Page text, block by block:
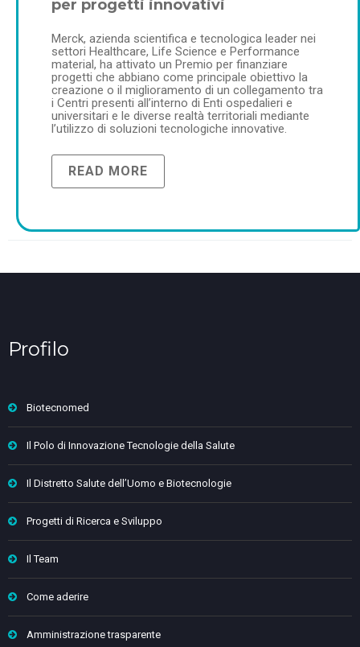
per progetti innovativi
Merck, azienda scientifica e tecnologica leader nei
settori Healthcare, Life Science e Performance
material, ha attivato un Premio per finanziare
progetti che abbiano come principale obiettivo la
creazione o il miglioramento di un collegamento tra
i Centri presenti all’interno di Enti ospedalieri e
universitari e le diverse realtà territoriali mediante
l’utilizzo di soluzioni tecnologiche innovative.
READ MORE
Profilo
Biotecnomed
Il Polo di Innovazione Tecnologie della Salute
Il Distretto Salute dell’Uomo e Biotecnologie
Progetti di Ricerca e Sviluppo
Il Team
Come aderire
Amministrazione trasparente